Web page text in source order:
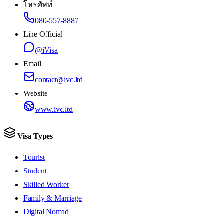
โทรศัพท์
080-557-8887
Line Official
@iVisa
Email
contact@ivc.ltd
Website
www.ivc.ltd
Visa Types
Tourist
Student
Skilled Worker
Family & Marriage
Digital Nomad